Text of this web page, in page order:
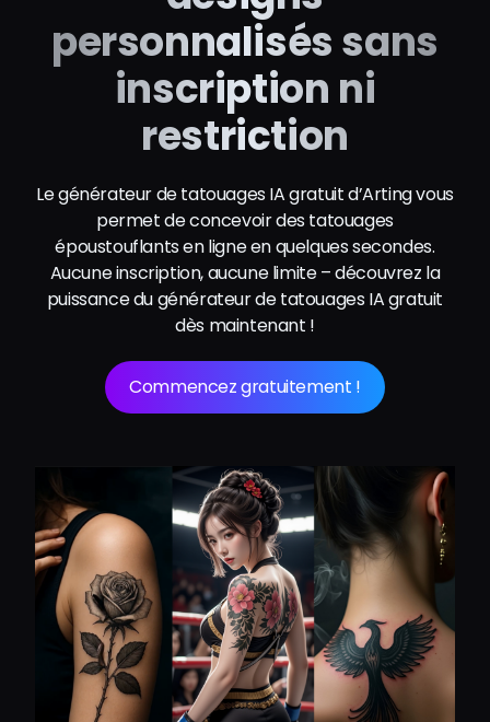
personnalisés sans
inscription ni
restriction
Le générateur de tatouages IA gratuit d’Arting vous
permet de concevoir des tatouages
époustouflants en ligne en quelques secondes.
Aucune inscription, aucune limite – découvrez la
puissance du générateur de tatouages IA gratuit
dès maintenant !
Commencez gratuitement !